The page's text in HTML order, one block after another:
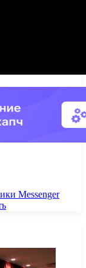
Messenger